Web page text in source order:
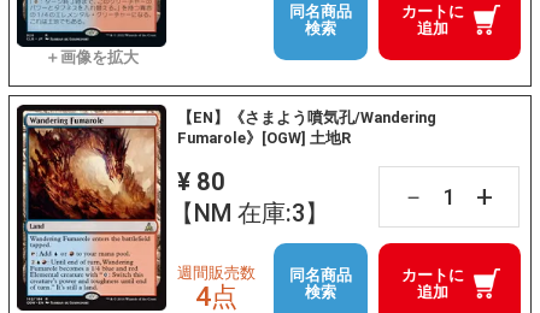
カートに
追加
同名商品
検索
【EN】《さまよう噴気孔/Wandering
Fumarole》[OGW] 土地R
¥ 80
【NM 在庫:3】
－ +
カートに
追加
週間販売数
4点
同名商品
検索